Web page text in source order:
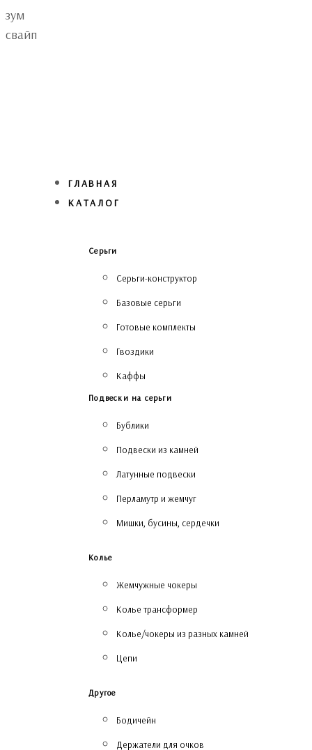
Skip
links
Skip
to
зум
свайп
ГЛАВНАЯ
КАТАЛОГ
Серьги
Серьги-конструктор
Базовые серьги
Готовые комплекты
Гвоздики
Каффы
Подвески на серьги
Бублики
Подвески из камней
Латунные подвески
Перламутр и жемчуг
Мишки, бусины, сердечки
Колье
Жемчужные чокеры
Колье трансформер
Колье/чокеры из разных камней
Цепи
Другое
Бодичейн
Держатели для очков